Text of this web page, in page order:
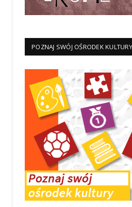
POZNAJ SWÓJ OŚRODEK KULTURY